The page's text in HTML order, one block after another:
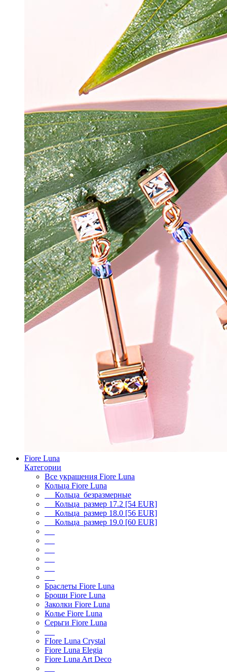
Fiore Luna
Категории
Все украшения Fiore Luna
Кольца Fiore Luna
Кольца безразмерные
Кольца размер 17.2 [54 EUR]
Кольца размер 18.0 [56 EUR]
Кольца размер 19.0 [60 EUR]
Браслеты Fiore Luna
Броши Fiore Luna
Заколки Fiore Luna
Колье Fiore Luna
Серьги Fiore Luna
FIore Luna Crystal
Fiore Luna Elegia
Fiore Luna Art Deco